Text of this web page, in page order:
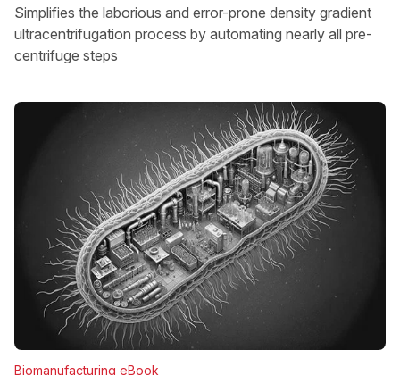
Simplifies the laborious and error-prone density gradient
ultracentrifugation process by automating nearly all pre-
centrifuge steps
Biomanufacturing eBook